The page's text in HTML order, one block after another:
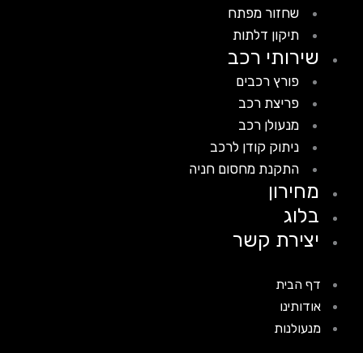
שחזור מפתח
תיקון דלתות
שירותי רכב
פורץ רכבים
פריצת רכב
מנעולן רכב
ניתוק קודן לרכב
התקנת מחסום חניה
מחירון
בלוג
יצירת קשר
דף הבית
אודותינו
מנעולנות